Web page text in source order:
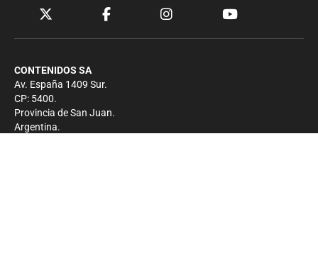
CONTENIDOS SA
Av. España 1409 Sur.
CP: 5400.
Provincia de San Juan.
Argentina.